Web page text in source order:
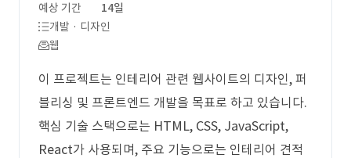
예상 기간
14일
개발 · 디자인
웹
이 프로젝트는 인테리어 관련 웹사이트의 디자인, 퍼
블리싱 및 프론트엔드 개발을 목표로 하고 있습니다.
핵심 기술 스택으로는 HTML, CSS, JavaScript,
React가 사용되며, 주요 기능으로는 인테리어 견적